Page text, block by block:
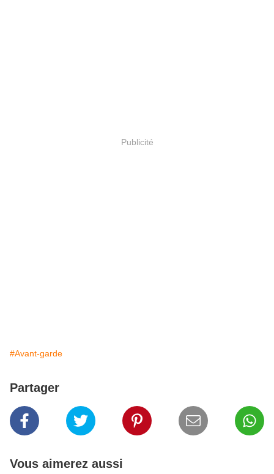
Publicité
#Avant-garde
Partager
Vous aimerez aussi